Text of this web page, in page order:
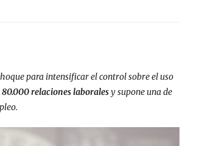
para intensificar el control sobre el uso
80.000 relaciones laboralesy supone una de